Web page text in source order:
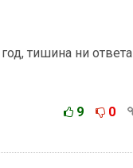
тишина ни ответа
9 0